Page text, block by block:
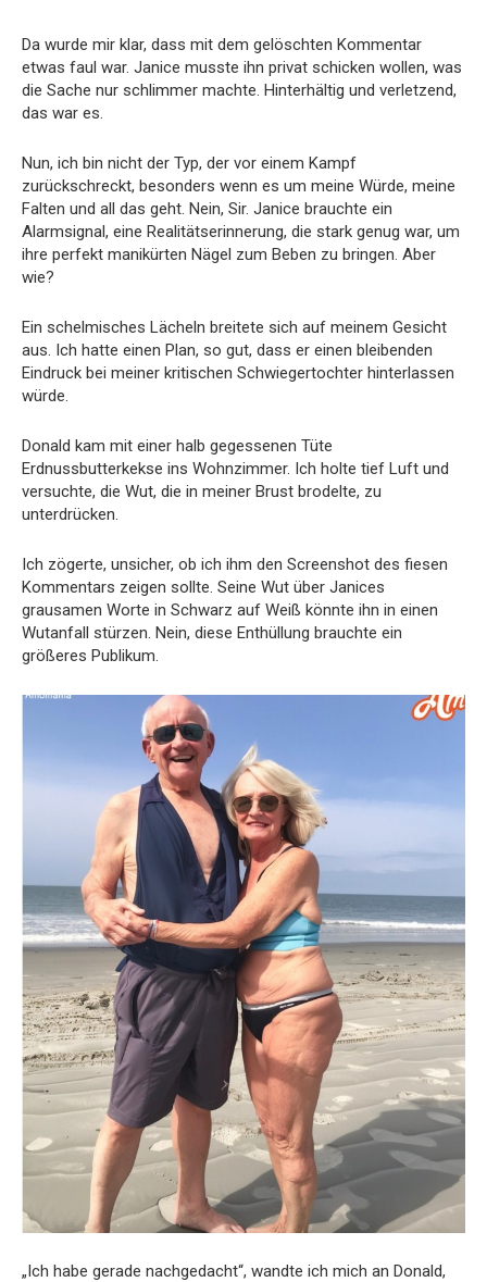
Da wurde mir klar, dass mit dem gelöschten Kommentar
etwas faul war. Janice musste ihn privat schicken wollen, was
die Sache nur schlimmer machte. Hinterhältig und verletzend,
das war es.
Nun, ich bin nicht der Typ, der vor einem Kampf
zurückschreckt, besonders wenn es um meine Würde, meine
Falten und all das geht. Nein, Sir. Janice brauchte ein
Alarmsignal, eine Realitätserinnerung, die stark genug war, um
ihre perfekt manikürten Nägel zum Beben zu bringen. Aber
wie?
Ein schelmisches Lächeln breitete sich auf meinem Gesicht
aus. Ich hatte einen Plan, so gut, dass er einen bleibenden
Eindruck bei meiner kritischen Schwiegertochter hinterlassen
würde.
Donald kam mit einer halb gegessenen Tüte
Erdnussbutterkekse ins Wohnzimmer. Ich holte tief Luft und
versuchte, die Wut, die in meiner Brust brodelte, zu
unterdrücken.
Ich zögerte, unsicher, ob ich ihm den Screenshot des fiesen
Kommentars zeigen sollte. Seine Wut über Janices
grausamen Worte in Schwarz auf Weiß könnte ihn in einen
Wutanfall stürzen. Nein, diese Enthüllung brauchte ein
größeres Publikum.
„Ich habe gerade nachgedacht“, wandte ich mich an Donald,